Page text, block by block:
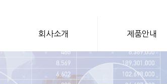
회사소개 제품안내